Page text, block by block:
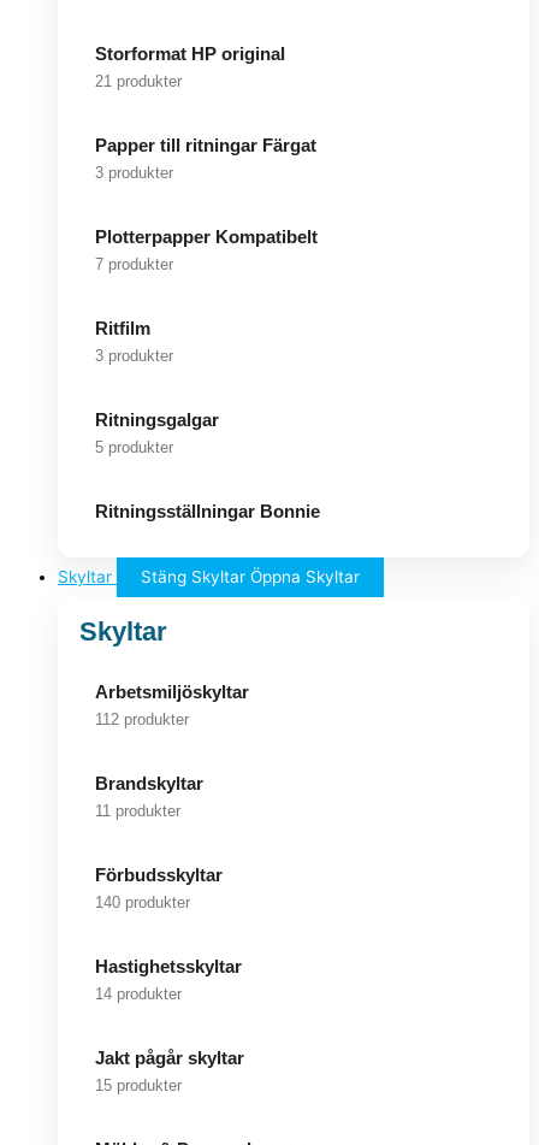
Storformat HP original
21 produkter
Papper till ritningar Färgat
3 produkter
Plotterpapper Kompatibelt
7 produkter
Ritfilm
3 produkter
Ritningsgalgar
5 produkter
Ritningsställningar Bonnie
Skyltar Stäng Skyltar Öppna Skyltar
Skyltar
Arbetsmiljöskyltar
112 produkter
Brandskyltar
11 produkter
Förbudsskyltar
140 produkter
Hastighetsskyltar
14 produkter
Jakt pågår skyltar
15 produkter